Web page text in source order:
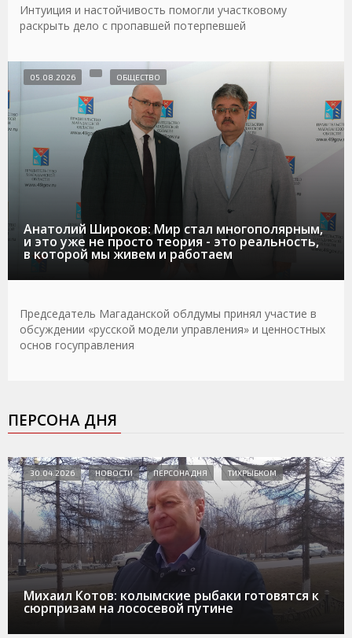
Интуиция и настойчивость помогли участковому
раскрыть дело с пропавшей потерпевшей
Анатолий Широков: Мир стал многополярным,
и это уже не просто теория - это реальность,
в которой мы живем и работаем
05.08.2026 ОБЩЕСТВО
Председатель Магаданской облдумы принял участие в
обсуждении «русской модели управления» и ценностных
основ госуправления
ПЕРСОНА ДНЯ
Михаил Котов: колымские рыбаки готовятся к
сюрпризам на лососевой путине
30.04.2026 НОВОСТИ ПЕРСОНА ДНЯ ТИХРЫБКОМ